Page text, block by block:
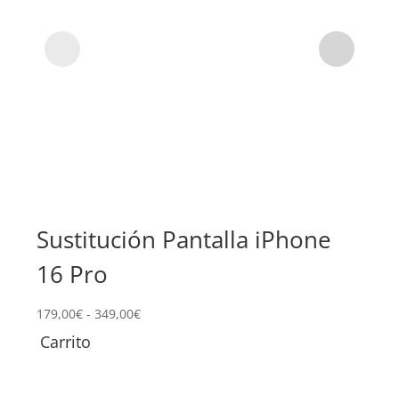
Sustitución Pantalla iPhone
16 Pro
179,00€ - 349,00€Rango
Carrito